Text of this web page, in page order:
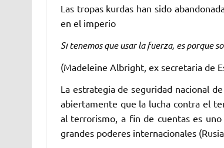
Las tropas kurdas han sido
en el imperio
Si tenemos que usar la fuerza, es porque
(Madeleine Albright, ex secretaria de
La estrategia de seguridad nacional
abiertamente que la lucha contra el
al terrorismo, a fin de cuentas es
grandes poderes internacionales